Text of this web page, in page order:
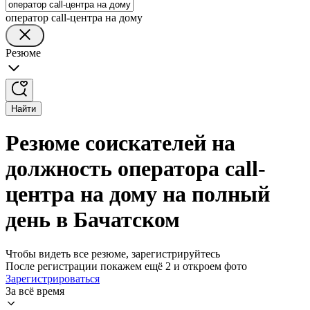
оператор call-центра на дому
Резюме
Найти
Резюме соискателей на
должность оператора call-
центра на дому на полный
день в Бачатском
Чтобы видеть все резюме, зарегистрируйтесь
После регистрации покажем ещё 2 и откроем фото
Зарегистрироваться
За всё время